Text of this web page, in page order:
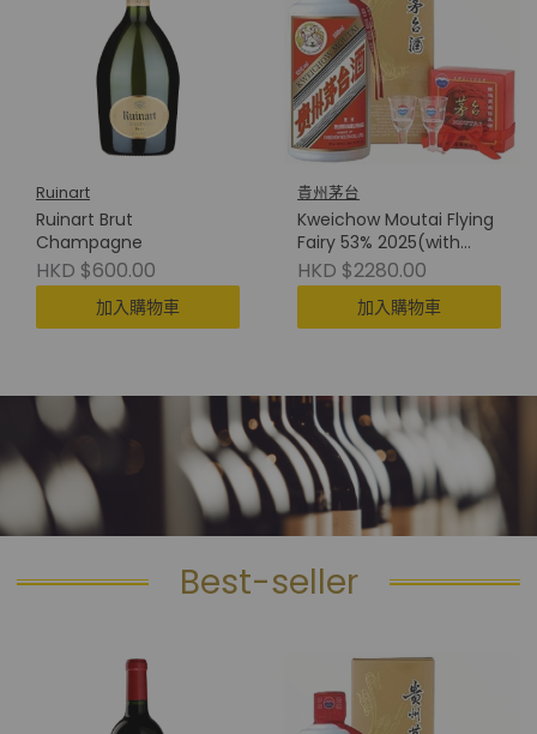
Ruinart
Ruinart Brut
Champagne
HKD $600.00
加入購物車
貴州茅台
Kweichow Moutai Flying
Fairy 53% 2025(with
Cup) 貴州茅台(附酒杯)
HKD $2280.00
加入購物車
Best-seller